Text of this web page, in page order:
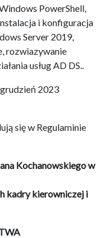
PowerShell,
i konfiguracja
Server 2019,
rozwiazywanie
usług AD DS..
2023
się w Regulaminie
Kochanowskiego w
kadry kierowniczej i